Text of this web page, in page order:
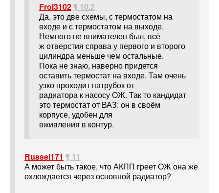
Frol3102¶ 10.2
Да, это две схемы, с термостатом на
входе и с термостатом на выходе.
Немного не внимателен был, всё
ж отверстия справа у первого и второго
цилиндра меньше чем остальные.
Пока не знаю, наверно придется
оставить термостат на входе. Там очень
узко проходит патрубок от
радиатора к насосу ОЖ. Так то кандидат
это термостат от ВАЗ: он в своём
корпусе, удобен для
вживления в контур.
Russel171 ¶ 11
А может быть такое, что АКПП греет ОЖ она же
охлождается через основной радиатор?